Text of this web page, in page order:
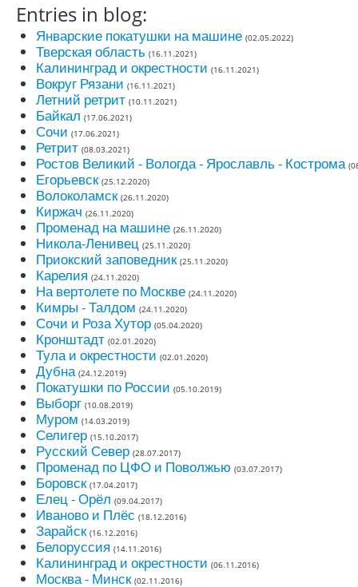
Entries in blog:
Январские покатушки на машине (02.05.2022)
Тверская область (16.11.2021)
Калининград и окрестности (16.11.2021)
Вокруг Рязани (16.11.2021)
Летний ретрит (10.11.2021)
Байкал (17.06.2021)
Сочи (17.06.2021)
Ретрит (08.03.2021)
Ростов Великий - Вологда - Ярославль - Кострома
Егорьевск (25.12.2020)
Волоколамск (26.11.2020)
Киржач (26.11.2020)
Променад на машине (26.11.2020)
Никола-Ленивец (25.11.2020)
Приокский заповедник (25.11.2020)
Карелия (24.11.2020)
На вертолете по Москве (24.11.2020)
Кимры - Талдом (24.11.2020)
Сочи и Роза Хутор (05.04.2020)
Кронштадт (02.01.2020)
Тула и окрестности (02.01.2020)
Дубна (24.12.2019)
Покатушки по России (05.10.2019)
Выборг (10.08.2019)
Муром (14.03.2019)
Селигер (15.10.2017)
Русский Север (28.07.2017)
Променад по ЦФО и Поволжью (03.07.2017)
Боровск (17.04.2017)
Елец - Орёл (09.04.2017)
Иваново и Плёс (18.12.2016)
Зарайск (16.12.2016)
Белоруссия (14.11.2016)
Калининград и окрестности (06.11.2016)
Москва - Минск (02.11.2016)